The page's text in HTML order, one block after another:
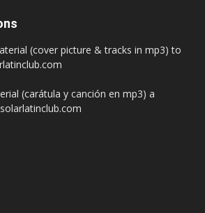
(cover picture & tracks in mp3) to
(carátula y canción en mp3) a